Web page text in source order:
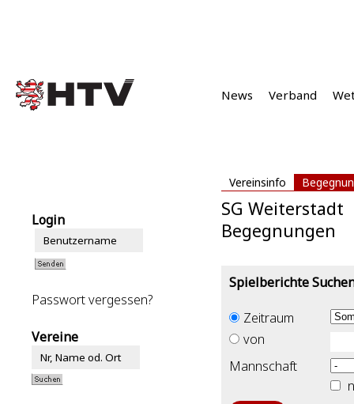
News Verband
Vereinsinfo
Login
Passwort vergessen?
Vereine
SG Weiterstadt
Begegnungen
Spielberichte
Zeitraum
von
Mannschaft